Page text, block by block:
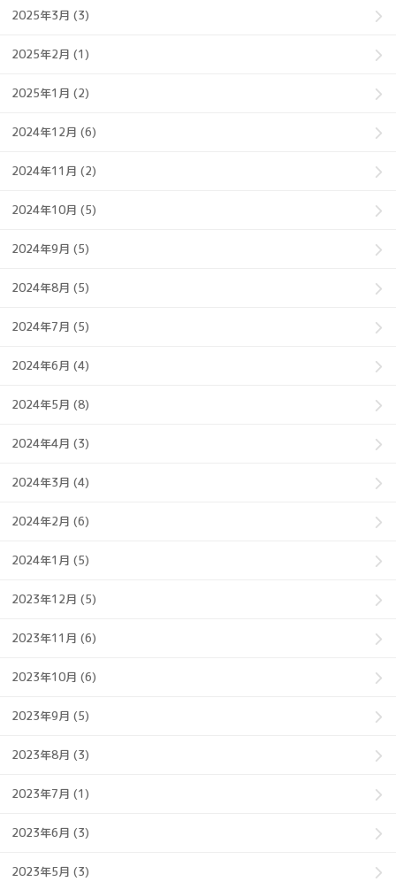
2025年3月 (3)
2025年2月 (1)
2025年1月 (2)
2024年12月 (6)
2024年11月 (2)
2024年10月 (5)
2024年9月 (5)
2024年8月 (5)
2024年7月 (5)
2024年6月 (4)
2024年5月 (8)
2024年4月 (3)
2024年3月 (4)
2024年2月 (6)
2024年1月 (5)
2023年12月 (5)
2023年11月 (6)
2023年10月 (6)
2023年9月 (5)
2023年8月 (3)
2023年7月 (1)
2023年6月 (3)
2023年5月 (3)